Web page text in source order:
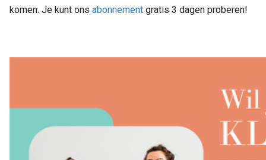
komen. Je kunt ons abonnement gratis 3 dagen proberen!